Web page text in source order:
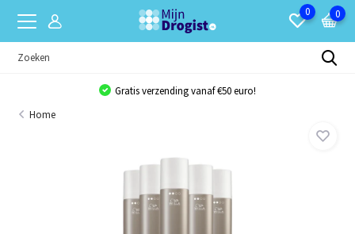
0 0
Gratis verzending vanaf €50 euro!
Home